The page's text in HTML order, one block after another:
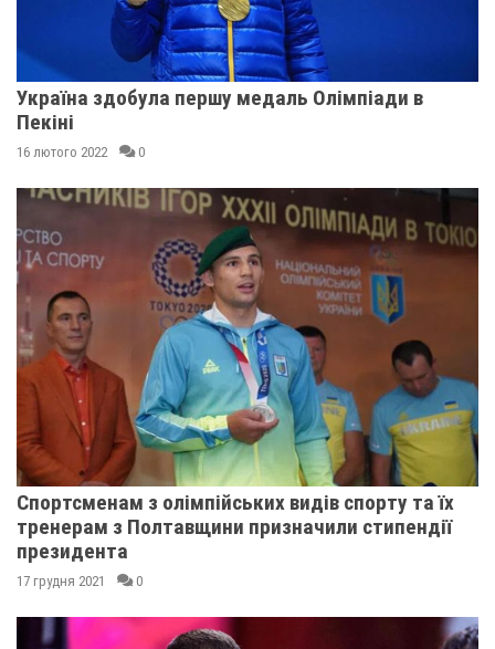
Україна здобула першу медаль Олімпіади в
Пекіні
16 лютого 2022 0
Спортсменам з олімпійських видів спорту та їх
тренерам з Полтавщини призначили стипендії
президента
17 грудня 2021 0